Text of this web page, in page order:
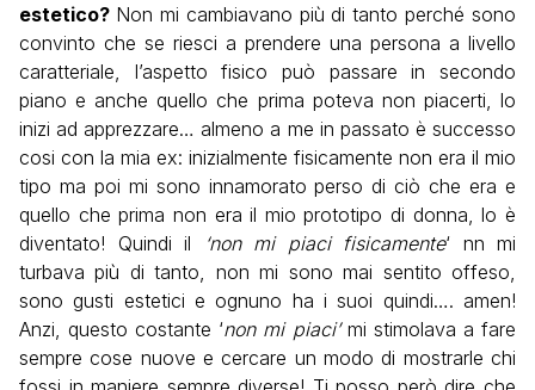
estetico? Non mi cambiavano più di tanto perché sono
convinto che se riesci a prendere una persona a livello
caratteriale, l’aspetto fisico può passare in secondo
piano e anche quello che prima poteva non piacerti, lo
inizi ad apprezzare… almeno a me in passato è successo
cosi con la mia ex: inizialmente fisicamente non era il mio
tipo ma poi mi sono innamorato perso di ciò che era e
quello che prima non era il mio prototipo di donna, lo è
diventato! Quindi il
‘non mi piaci fisicamente‘ nn mi
turbava più di tanto, non mi sono mai sentito offeso,
sono gusti estetici e ognuno ha i suoi quindi…. amen!
Anzi, questo costante ‘non mi piaci’mi stimolava a fare
sempre cose nuove e cercare un modo di mostrarle chi